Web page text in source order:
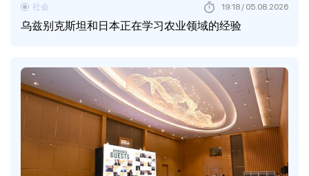
乌兹别克斯坦和日本正在学习农业领域的经验
社会 19:18 / 05.08.2026